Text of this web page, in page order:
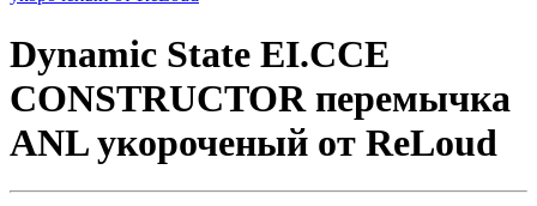
Dynamic State EI.CCE
CONSTRUCTOR перемычка
ANL укороченый от ReLoud